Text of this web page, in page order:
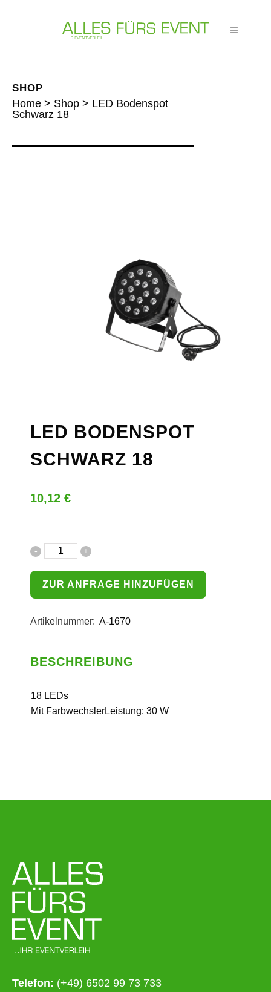
SHOP
Home > Shop > LED Bodenspot
Schwarz 18
LED BODENSPOT
SCHWARZ 18
10,12 €
ZUR ANFRAGE HINZUFÜGEN
Artikelnummer: A-1670
BESCHREIBUNG
18 LEDs
Mit FarbwechslerLeistung: 30 W
Telefon: (+49) 6502 99 73 733